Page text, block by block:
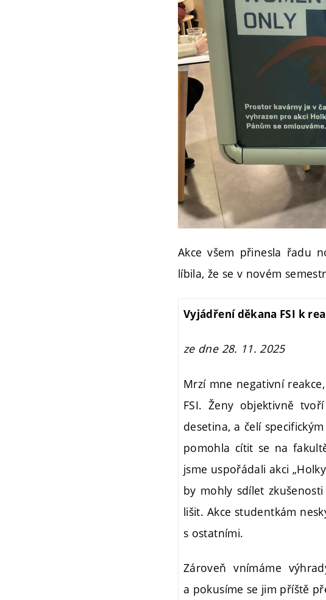
Akce všem přinesla řadu
líbila, že se v novém
Vyjádření děkana FSI k
ze dne 28. 11. 2025
Mrzí mne negativní
FSI. Ženy objektivně
desetina, a čelí
pomohla cítit se na
jsme uspořádali akci
by mohly sdílet
lišit. Akce studentkám
s ostatními.
Zároveň vnímáme
a pokusíme se jim příště